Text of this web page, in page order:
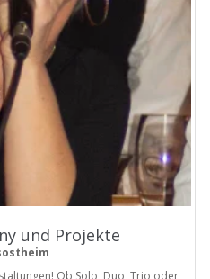
und Projekte
Ob Solo, Duo, Trio oder